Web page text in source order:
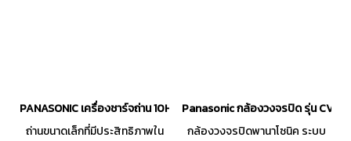
PANASONIC เครื่องชาร์จถ่าน 10HR AA รุ่น KJ51MCC20T
ถ่านขนาดเล็กที่มีประสิทธิภาพใน
Panasonic กล้องวงจรปิด รุ่น CV-
กล้องวงจรปิดพานาโซนิค ระบบ